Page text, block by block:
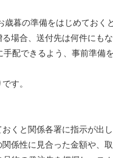
暮の準備をはじめておく
場合、送付先は何件にも
配できるよう、事前準備
す。
くと関係各署に指示が出し
係性に見合った金額や、